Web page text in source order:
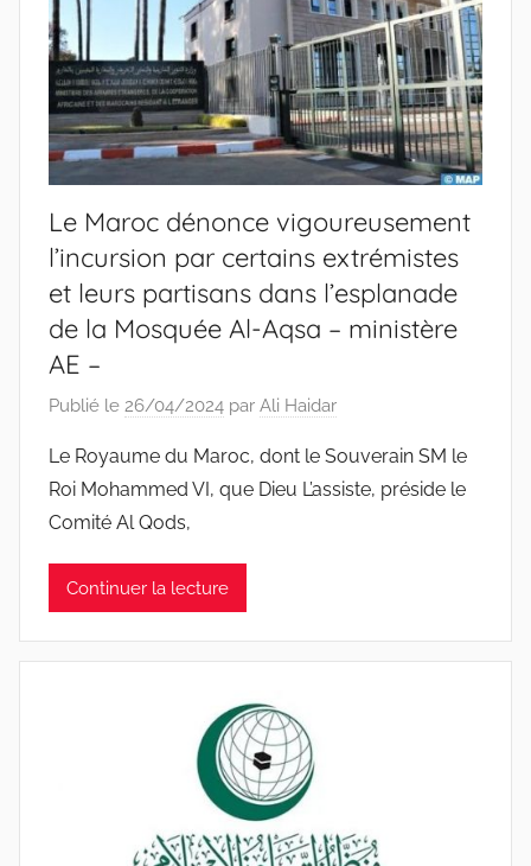
Le Maroc dénonce vigoureusement
l’incursion par certains extrémistes
et leurs partisans dans l’esplanade
de la Mosquée Al-Aqsa – ministère
AE –
Publié le 26/04/2024 par Ali Haidar
Le Royaume du Maroc, dont le Souverain SM le
Roi Mohammed VI, que Dieu L’assiste, préside le
Comité Al Qods,
Continuer la lecture